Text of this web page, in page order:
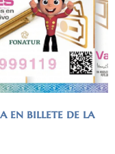
en billete de la